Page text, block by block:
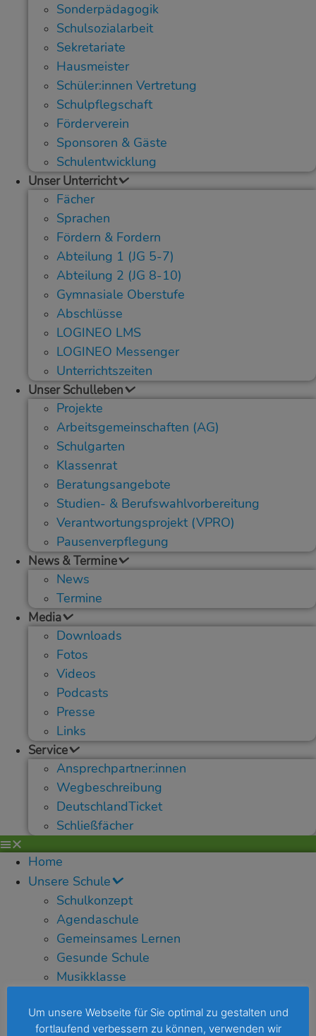
Sonderpädagogik
Schulsozialarbeit
Sekretariate
Hausmeister
Schüler:innen Vertretung
Schulpflegschaft
Förderverein
Sponsoren & Gäste
Schulentwicklung
Unser Unterricht
Fächer
Sprachen
Fördern & Fordern
Abteilung 1 (JG 5-7)
Abteilung 2 (JG 8-10)
Gymnasiale Oberstufe
Abschlüsse
LOGINEO LMS
LOGINEO Messenger
Unterrichtszeiten
Unser Schulleben
Projekte
Arbeitsgemeinschaften (AG)
Schulgarten
Klassenrat
Beratungsangebote
Studien- & Berufswahlvorbereitung
Verantwortungsprojekt (VPRO)
Pausenverpflegung
News & Termine
News
Termine
Media
Downloads
Fotos
Videos
Podcasts
Presse
Links
Service
Ansprechpartner:innen
Wegbeschreibung
DeutschlandTicket
Schließfächer
Home
Unsere Schule
Schulkonzept
Agendaschule
Gemeinsames Lernen
Gesunde Schule
Musikklasse
Klimakonferenz
Um unsere Webseite für Sie optimal zu gestalten und
fortlaufend verbessern zu können, verwenden wir